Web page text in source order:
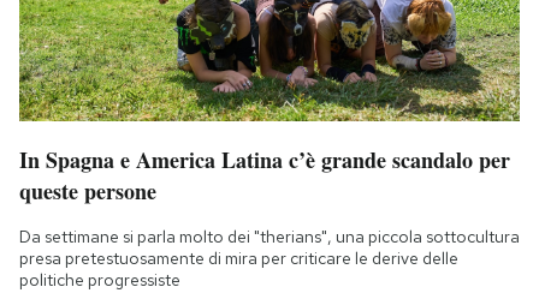
In Spagna e America Latina c’è grande scandalo per
queste persone
Da settimane si parla molto dei "therians", una piccola sottocultura
presa pretestuosamente di mira per criticare le derive delle
politiche progressiste